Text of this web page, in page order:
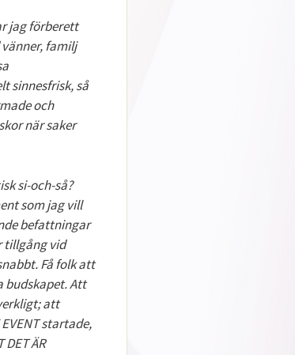
jag förberett
familj
sinnesfrisk, så
och
när saker
si-och-så?
som jag vill
befattningar
tillgång vid
Få folk att
budskapet. Att
att
startade,
ÄR